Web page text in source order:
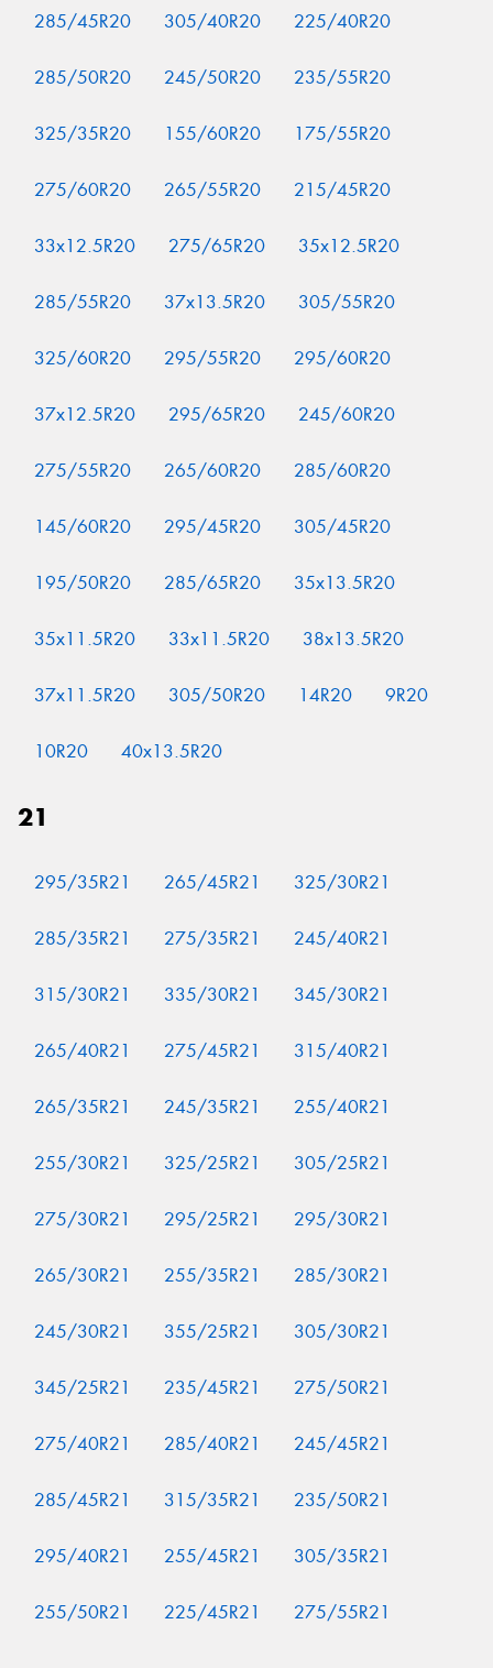
285/45R20 305/40R20 225/40R20
285/50R20 245/50R20 235/55R20
325/35R20 155/60R20 175/55R20
275/60R20 265/55R20 215/45R20
33x12.5R20 275/65R20 35x12.5R20
285/55R20 37x13.5R20 305/55R20
325/60R20 295/55R20 295/60R20
37x12.5R20 295/65R20 245/60R20
275/55R20 265/60R20 285/60R20
145/60R20 295/45R20 305/45R20
195/50R20 285/65R20 35x13.5R20
35x11.5R20 33x11.5R20 38x13.5R20
37x11.5R20 305/50R20 14R20 9R20
10R20 40x13.5R20
21
295/35R21 265/45R21 325/30R21
285/35R21 275/35R21 245/40R21
315/30R21 335/30R21 345/30R21
265/40R21 275/45R21 315/40R21
265/35R21 245/35R21 255/40R21
255/30R21 325/25R21 305/25R21
275/30R21 295/25R21 295/30R21
265/30R21 255/35R21 285/30R21
245/30R21 355/25R21 305/30R21
345/25R21 235/45R21 275/50R21
275/40R21 285/40R21 245/45R21
285/45R21 315/35R21 235/50R21
295/40R21 255/45R21 305/35R21
255/50R21 225/45R21 275/55R21